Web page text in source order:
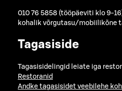
010 76 5858 (tööpäeviti klo 9-
kohalik võrgutasu/mobiilikõne
Tagasiside
Tagasisidelingid leiate iga
Restoranid
Andke tagasisidet veebilehe